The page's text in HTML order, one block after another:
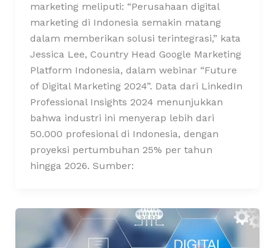
marketing meliputi: “Perusahaan digital
marketing di Indonesia semakin matang
dalam memberikan solusi terintegrasi,” kata
Jessica Lee, Country Head Google Marketing
Platform Indonesia, dalam webinar “Future
of Digital Marketing 2024”. Data dari LinkedIn
Professional Insights 2024 menunjukkan
bahwa industri ini menyerap lebih dari
50.000 profesional di Indonesia, dengan
proyeksi pertumbuhan 25% per tahun
hingga 2026. Sumber: